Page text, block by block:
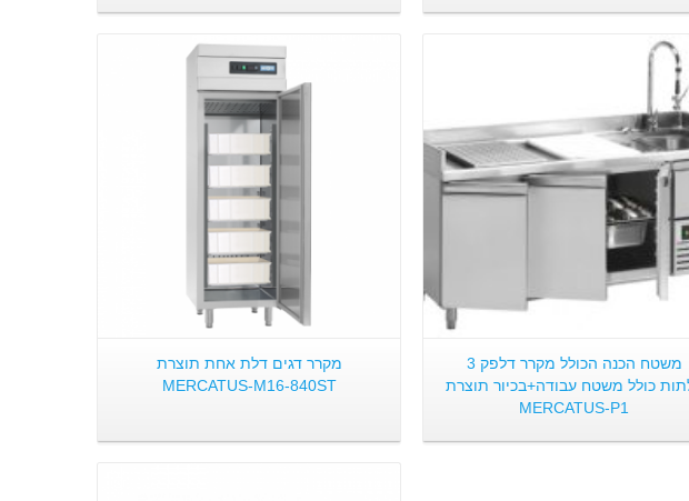
פרטים:
מקרר דגים דלת אחת תוצרת
MERCATUS-M16-840ST
משטח הכנה הכולל מקרר דלפק 3
כולל משטח עבודה+בכיור תוצרת
MERCATUS-P1